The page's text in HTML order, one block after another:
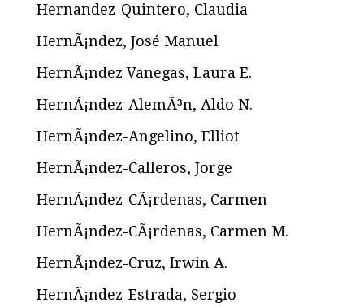
Hernandez-Quintero, Claudia
HernÃ¡ndez, José Manuel
HernÃ¡ndez Vanegas, Laura E.
HernÃ¡ndez-AlemÃ³n, Aldo N.
HernÃ¡ndez-Angelino, Elliot
HernÃ¡ndez-Calleros, Jorge
HernÃ¡ndez-CÃ¡rdenas, Carmen
HernÃ¡ndez-CÃ¡rdenas, Carmen M.
HernÃ¡ndez-Cruz, Irwin A.
HernÃ¡ndez-Estrada, Sergio